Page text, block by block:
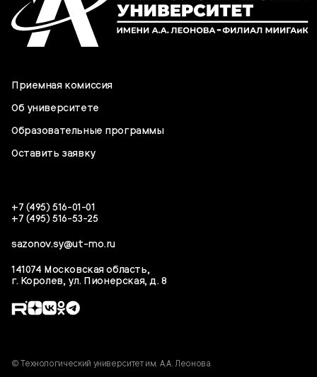
Приемная комиссия
Об университете
Образовательные программы
Оставить заявку
+7 (495) 516-01-01
+7 (495) 516-53-25
sazonov.sy@ut-mo.ru
141074 Московская область,
г. Королев, ул. Пионерская, д. 8
© Технологический университет им. А.А. Леонова